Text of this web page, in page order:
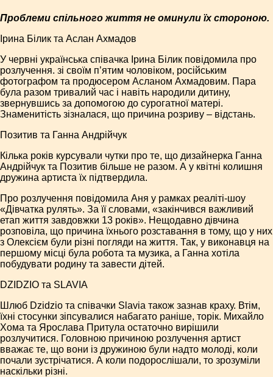
Проблеми спільного життя не оминули їх стороною.
Ірина Білик та Аслан Ахмадов
У червні українська співачка Ірина Білик повідомила про
розлучення. зі своїм п’ятим чоловіком, російським
фотографом та продюсером Асланом Ахмадовим. Пара
була разом тривалий час і навіть народили дитину,
звернувшись за допомогою до сурогатної матері.
Знаменитість зізналася, що причина розриву – відстань.
Позитив та Ганна Андрійчук
Кілька років курсували чутки про те, що дизайнерка Ганна
Андрійчук та Позитив більше не разом. А у квітні колишня
дружина артиста їх підтвердила.
Про розлучення повідомила Аня у рамках реаліті-шоу
«Дівчатка рулять». За її словами, «закінчився важливий
етап життя завдовжки 13 років». Нещодавно дівчина
розповіла, що причина їхнього розставання в тому, що у них
з Олексієм були різні погляди на життя. Так, у виконавця на
першому місці була робота та музика, а Ганна хотіла
побудувати родину та завести дітей.
DZIDZIO та SLAVIA
Шлюб Dzidzio та співачки Slavia також зазнав краху. Втім,
їхні стосунки зіпсувалися набагато раніше, торік. Михайло
Хома та Ярослава Притула остаточно вирішили
розлучитися. Головною причиною розлучення артист
вважає те, що вони із дружиною були надто молоді, коли
почали зустрічатися. А коли подорослішали, то зрозуміли
наскільки різні.